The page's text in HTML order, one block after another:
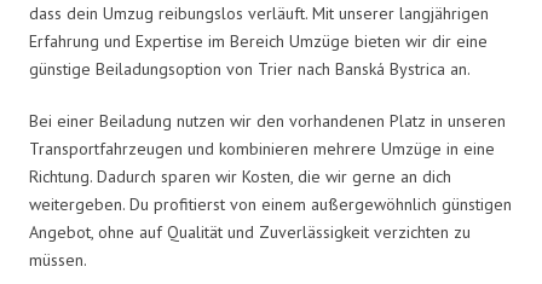
dass dein Umzug reibungslos verläuft. Mit unserer langjährigen
Erfahrung und Expertise im Bereich Umzüge bieten wir dir eine
günstige Beiladungsoption von Trier nach Banská Bystrica an.
Bei einer Beiladung nutzen wir den vorhandenen Platz in unseren
Transportfahrzeugen und kombinieren mehrere Umzüge in eine
Richtung. Dadurch sparen wir Kosten, die wir gerne an dich
weitergeben. Du profitierst von einem außergewöhnlich günstigen
Angebot, ohne auf Qualität und Zuverlässigkeit verzichten zu
müssen.